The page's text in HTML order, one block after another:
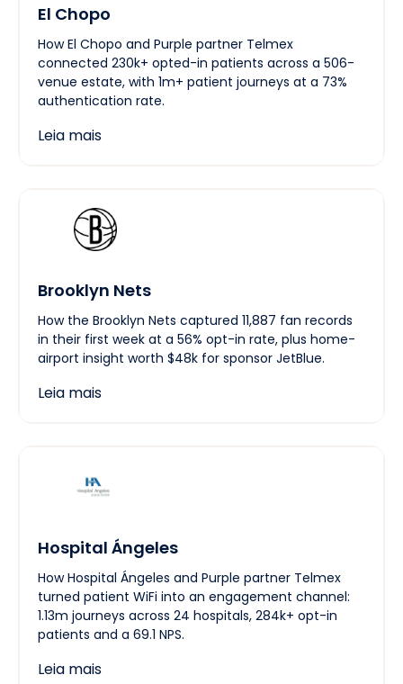
El Chopo
How El Chopo and Purple partner Telmex
connected 230k+ opted-in patients across a 506-
venue estate, with 1m+ patient journeys at a 73%
authentication rate.
Leia mais
Brooklyn Nets
How the Brooklyn Nets captured 11,887 fan records
in their first week at a 56% opt-in rate, plus home-
airport insight worth $48k for sponsor JetBlue.
Leia mais
Hospital Ángeles
How Hospital Ángeles and Purple partner Telmex
turned patient WiFi into an engagement channel:
1.13m journeys across 24 hospitals, 284k+ opt-in
patients and a 69.1 NPS.
Leia mais